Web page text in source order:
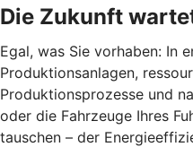
Die Zukunft
Egal, was Sie vorhaben: In
Produktionsanlagen,
Produktionsprozesse und
oder die Fahrzeuge Ihres
tauschen – der